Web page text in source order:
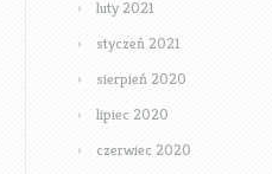
luty 2021
styczeń 2021
sierpień 2020
lipiec 2020
czerwiec 2020